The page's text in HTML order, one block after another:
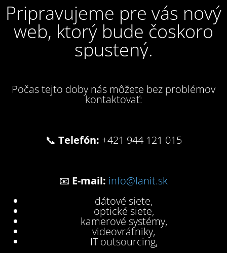
Pripravujeme pre vás nový
web, ktorý bude čoskoro
spustený.
Počas tejto doby nás môžete bez problémov
kontaktovať:
📞 Telefón: +421 944 121 015
📧 E-mail: info@lanit.sk
dátové siete,
optické siete,
kamerové systémy,
videovrátniky,
IT outsourcing,